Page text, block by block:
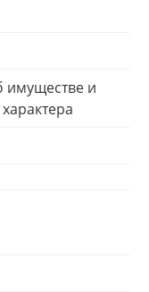
имуществе и